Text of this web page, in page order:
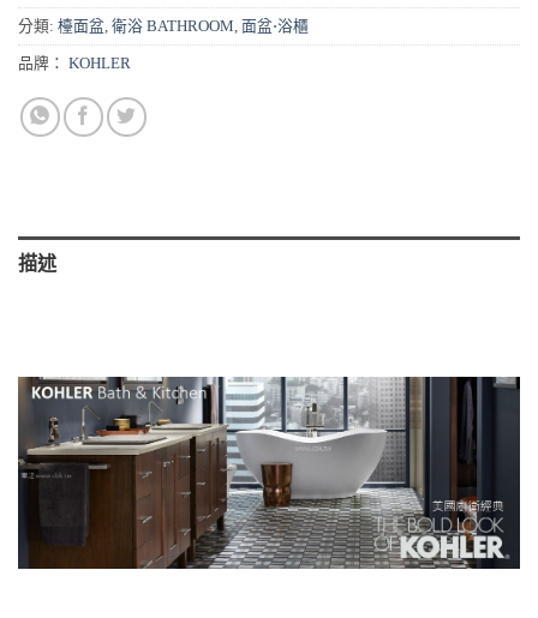
分類: 檯面盆, 衛浴 BATHROOM, 面盆⋅浴櫃
品牌： KOHLER
描述